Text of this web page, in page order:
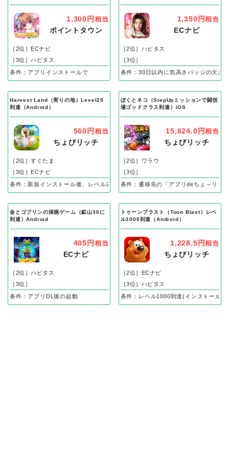
1,300円 相当
ポイントタウン
［2位］ECナビ
［3位］ハピタス
条件：アプリインストールで
1,350円相当
ECナビ
［2位］ハピタス
［3位］
条件：30日以内に気高きバッジの欠片
Harvest Land（実りの地）Level25
到達（Android）
560円 相当
ちょびリッチ
［2位］すぐたま
［3位］ECナビ
条件：新規インストール後、レベル25到達で成果
ぼくとネコ（StepUpミッションで闘技
場ゴッドクラス到達）iOS
15,824.0円相当
ちょびリッチ
［2位］ワラウ
［3位］
条件：遷移先の「アプリdeちょ～リッ
金とゴブリンの採掘ゲーム（鉱山30に
到達）Android
405円 相当
ECナビ
［2位］ハピタス
［3位］
条件：アプリDL後の起動
トゥーンブラスト（Toon Blast）レベ
ル1000到達（Android）
1,228.5円相当
ちょびリッチ
［2位］ECナビ
［3位］ハピタス
条件：レベル1000到達(インストール後